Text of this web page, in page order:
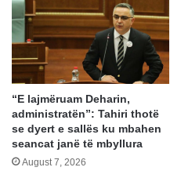
“E lajmëruam Deharin,
administratën”: Tahiri thotë
se dyert e sallës ku mbahen
seancat janë të mbyllura
August 7, 2026